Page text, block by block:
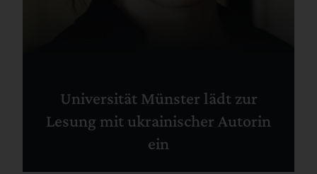
Universität Münster lädt zur
Lesung mit ukrainischer Autorin
ein